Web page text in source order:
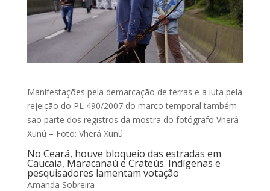
Manifestações pela demarcação de terras e a luta pela
rejeição do PL 490/2007 do marco temporal também
são parte dos registros da mostra do fotógrafo Vherá
Xunú – Foto: Vherá Xunú
No Ceará, houve bloqueio das estradas em
Caucaia, Maracanaú e Crateús. Indígenas e
pesquisadores lamentam votação
Amanda Sobreira